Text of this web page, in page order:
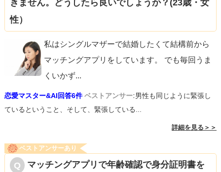
きません。どうしたら良いでしょうか？(23歳・女
性）
私はシングルマザーで結婚したくて結構前から
マッチングアプリをしています。 でも毎回うま
くいかず...
恋愛マスター&AI回答6件 ベストアンサー:男性も同じように緊張し
ているということ、そして、緊張している...
詳細を見る＞＞
ベストアンサーあり
マッチングアプリで年齢確認で身分証明書を